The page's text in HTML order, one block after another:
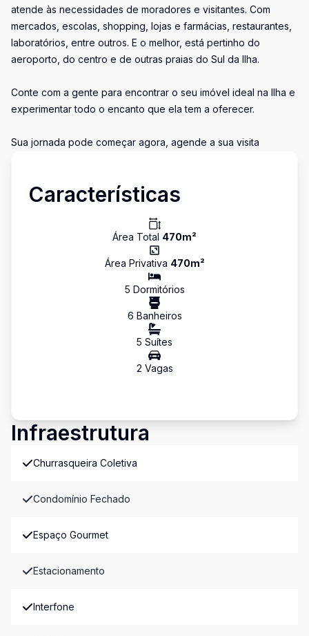
atende às necessidades de moradores e visitantes. Com
mercados, escolas, shopping, lojas e farmácias, restaurantes,
laboratórios, entre outros. E o melhor, está pertinho do
aeroporto, do centro e de outras praias do Sul da Ilha.
Conte com a gente para encontrar o seu imóvel ideal na Ilha e
experimentar todo o encanto que ela tem a oferecer.
Sua jornada pode começar agora, agende a sua visita
Características
Área Total 470m²
Área Privativa 470m²
5 Dormitórios
6 Banheiros
5 Suítes
2 Vagas
Infraestrutura
Churrasqueira Coletiva
Condomínio Fechado
Espaço Gourmet
Estacionamento
Interfone